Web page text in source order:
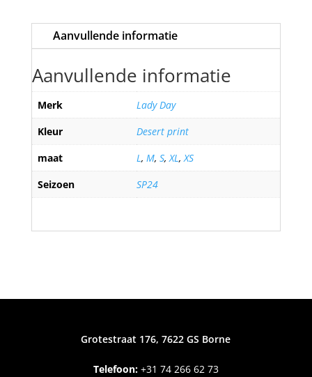
Aanvullende informatie
Aanvullende informatie
Merk
Lady Day
Kleur
Desert print
maat
L, M, S,XL,XS
Seizoen
SP24
Grotestraat 176, 7622 GS Borne
Telefoon:+31 74 266 62 73